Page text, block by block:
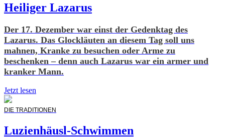
Heiliger Lazarus
Der 17. Dezember war einst der Gedenktag des
Lazarus. Das Glockläuten an diesem Tag soll uns
mahnen, Kranke zu besuchen oder Arme zu
beschenken – denn auch Lazarus war ein armer und
kranker Mann.
Jetzt lesen
DIE TRADITIONEN
Luzienhäusl-Schwimmen